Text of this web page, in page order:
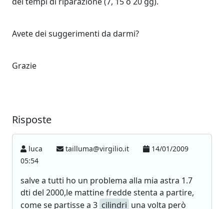
Avete dei suggerimenti da darmi?
Grazie
Risposte
luca tailluma@virgilio.it
14/01/2009
05:54
salve a tutti ho un problema alla mia astra 1.7
dti del 2000,le mattine fredde stenta a partire,
come se partisse a 3 cilindri una volta però